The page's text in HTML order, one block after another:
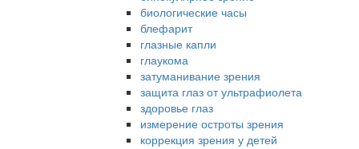
биологические часы
блефарит
глазные капли
глаукома
затуманивание зрения
защита глаз от ультрафиолета
здоровье глаз
измерение остроты зрения
коррекция зрения у детей